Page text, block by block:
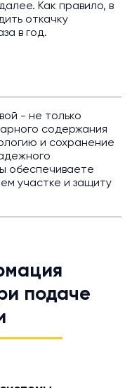
Как правило, в
откачку
в год.
- не только
содержания
и сохранение
обеспечиваете
участке и защиту
подаче